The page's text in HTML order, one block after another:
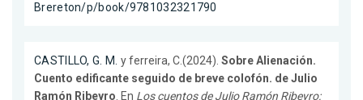
Brereton/p/book/9781032321790
CASTILLO, G. M. y ferreira, C.(2024). Sobre Alienación.
Cuento edificante seguido de breve colofón. de Julio
Ramón Ribeyro. En Los cuentos de Julio Ramón Ribeyro: